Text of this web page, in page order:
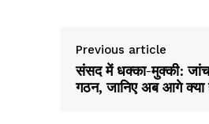
Previous article
संसद में धक्का-मुक्की:
गठन, जानिए अब आगे क्या